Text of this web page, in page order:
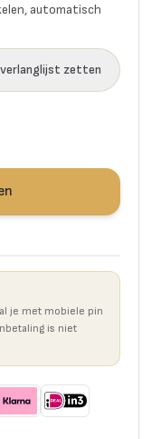
automatisch
verlanglijst zetten
je met mobiele pin
is niet